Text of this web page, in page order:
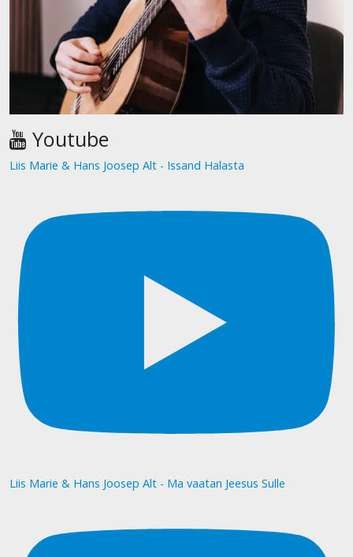
Youtube
Liis Marie & Hans Joosep Alt - Issand Halasta
Liis Marie & Hans Joosep Alt - Ma vaatan Jeesus Sulle